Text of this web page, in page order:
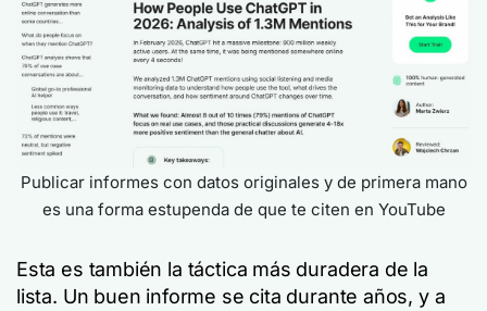
Publicar informes con datos originales y de primera mano
es una forma estupenda de que te citen en YouTube
Esta es también la táctica más duradera de la
lista. Un buen informe se cita durante años, y a